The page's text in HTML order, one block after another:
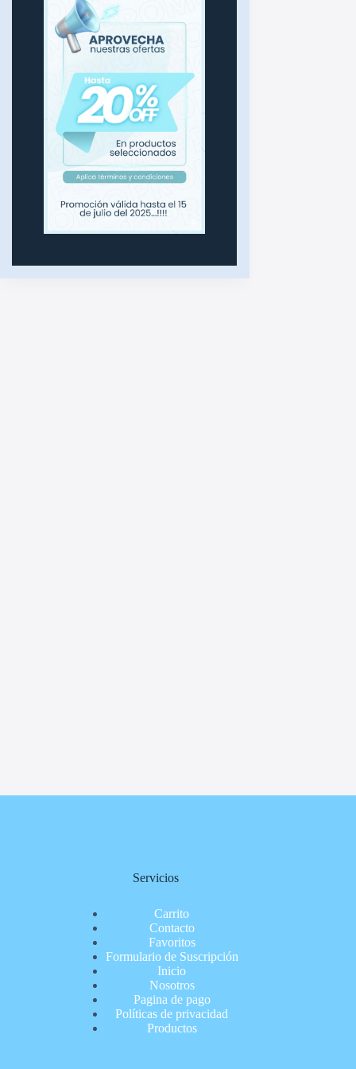
Servicios
Carrito
Contacto
Favoritos
Formulario de Suscripción
Inicio
Nosotros
Pagina de pago
Políticas de privacidad
Productos